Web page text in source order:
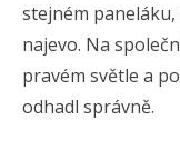
stejném paneláku,
najevo. Na
pravém světle a
odhadl správně.